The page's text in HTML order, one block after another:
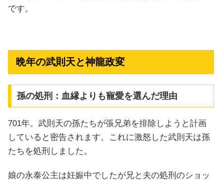
です。
晩年の武則天と神龍政変
孫の処刑：血縁よりも寵愛を選んだ理由
701年。武則天の孫たちが張兄弟を排除しようと計画
していると密告されます。これに激怒した武則天は孫
たちを処刑しました。
娘の永泰公主は妊娠中でしたが兄と夫の処刑のショッ